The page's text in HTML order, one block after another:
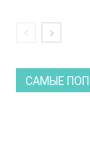
САМЫЕ